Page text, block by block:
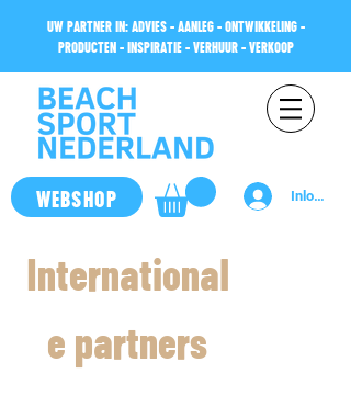
UW PARTNER IN: ADVIES - AANLEG - ONTWIKKELING -
PRODUCTEN - INSPIRATIE - VERHUUR - VERKOOP
WEBSHOP Inloggen
International
e partners